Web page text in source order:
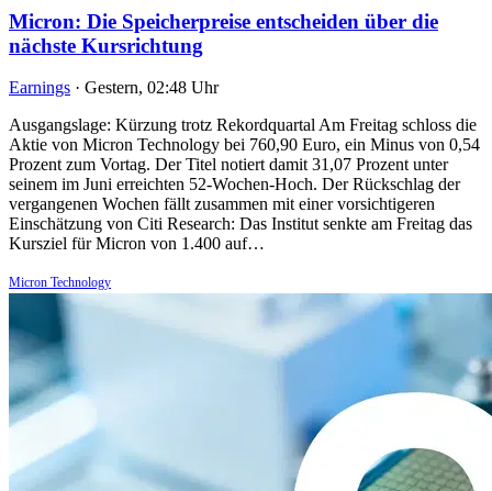
Micron: Die Speicherpreise entscheiden über die
nächste Kursrichtung
Earnings · Gestern, 02:48 Uhr
Ausgangslage: Kürzung trotz Rekordquartal Am Freitag schloss die
Aktie von Micron Technology bei 760,90 Euro, ein Minus von 0,54
Prozent zum Vortag. Der Titel notiert damit 31,07 Prozent unter
seinem im Juni erreichten 52-Wochen-Hoch. Der Rückschlag der
vergangenen Wochen fällt zusammen mit einer vorsichtigeren
Einschätzung von Citi Research: Das Institut senkte am Freitag das
Kursziel für Micron von 1.400 auf…
Micron Technology